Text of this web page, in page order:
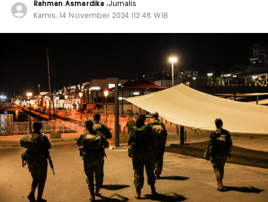
Rahman Asmardika ,Jurnalis
Kamis, 14 November 2024 |12:48 WIB